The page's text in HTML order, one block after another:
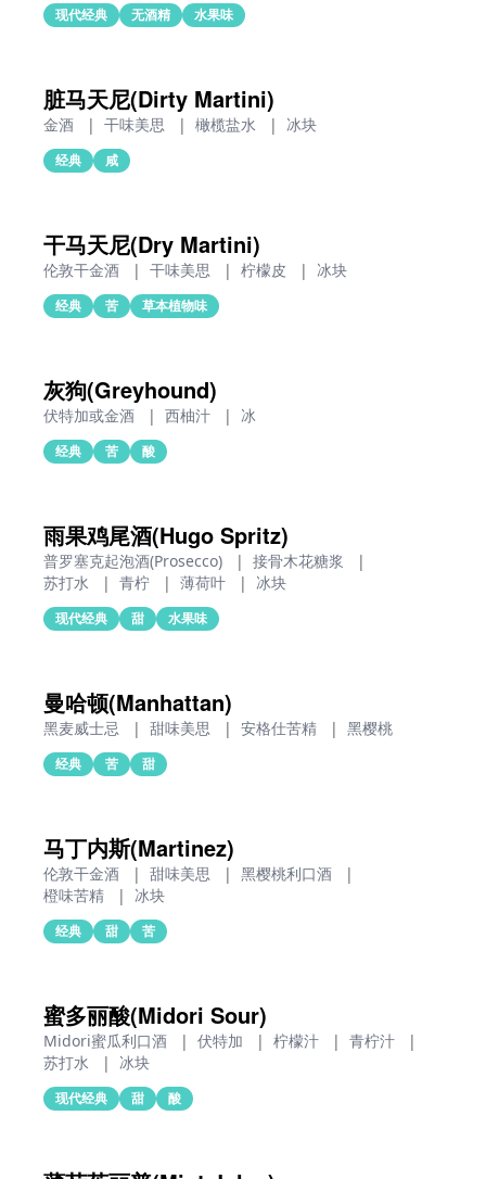
现代经典 无酒精 水果味
脏马天尼(Dirty Martini)
金酒 | 干味美思 | 橄榄盐水 | 冰块
经典 咸
干马天尼(Dry Martini)
伦敦干金酒 | 干味美思 | 柠檬皮 | 冰块
经典 苦 草本植物味
灰狗(Greyhound)
伏特加或金酒 | 西柚汁 | 冰
经典 苦 酸
雨果鸡尾酒(Hugo Spritz)
普罗塞克起泡酒(Prosecco) | 接骨木花糖浆
|
苏打水
| 青柠 | 薄荷叶 | 冰块
现代经典 甜 水果味
曼哈顿(Manhattan)
黑麦威士忌 | 甜味美思 | 安格仕苦精 | 黑樱桃
经典 苦 甜
马丁内斯(Martinez)
伦敦干金酒 | 甜味美思 | 黑樱桃利口酒
|
橙味苦精
| 冰块
经典 甜 苦
蜜多丽酸(Midori Sour)
Midori蜜瓜利口酒 | 伏特加 | 柠檬汁 | 青柠汁
|
苏打水
| 冰块
现代经典 甜 酸